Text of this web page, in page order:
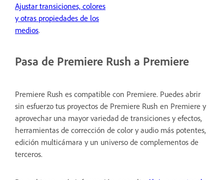
Ajustar transiciones, colores
y otras propiedades de los
medios.
Pasa de Premiere Rush a Premiere
Premiere Rush es compatible con Premiere. Puedes abrir
sin esfuerzo tus proyectos de Premiere Rush en Premiere y
aprovechar una mayor variedad de transiciones y efectos,
herramientas de corrección de color y audio más potentes,
edición multicámara y un universo de complementos de
terceros.